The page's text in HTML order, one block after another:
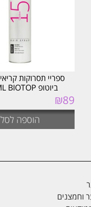
ביוטופ 600ML BIOTOP
₪89
הוספה לסל
וחמצנים